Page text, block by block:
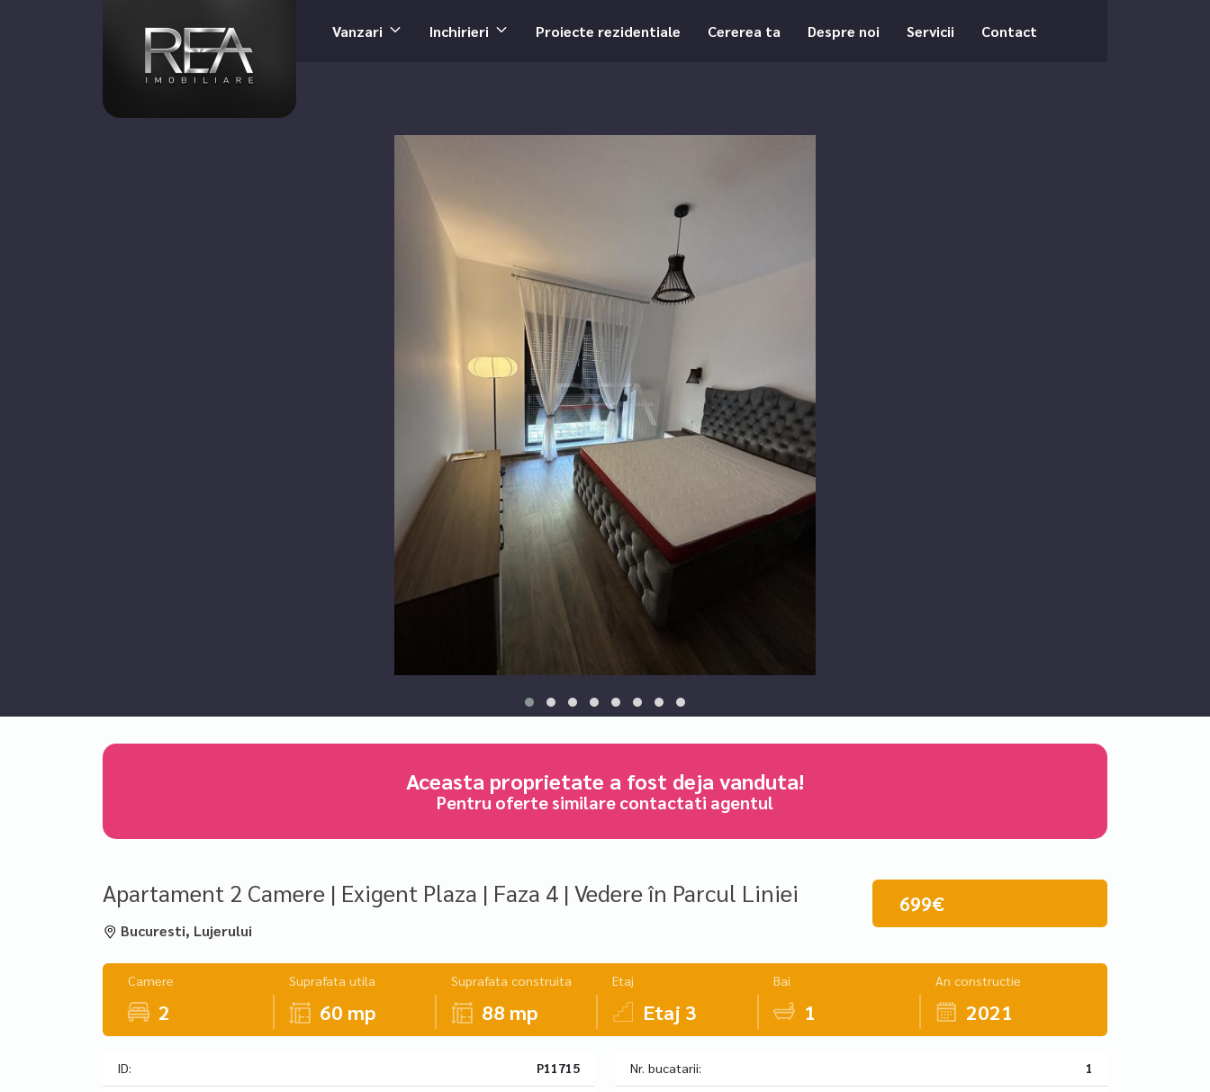
Vanzari Inchirieri Proiecte rezidentiale Cererea ta Despre noi Servicii Contact
Aceasta proprietate a fost deja vanduta!
Pentru oferte similare contactati agentul
Apartament 2 Camere | Exigent Plaza | Faza 4 | Vedere în Parcul Liniei
Bucuresti, Lujerului
699€
Camere
2
Suprafata utila
60 mp
Suprafata construita
88 mp
Etaj
Etaj 3
Bai
1
An constructie
2021
ID: P11715 Nr. bucatarii: 1